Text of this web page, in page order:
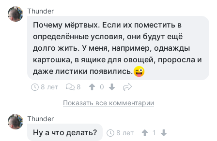
Thunder
Почему мёртвых. Если их поместить в
определённые условия, они будут ещё
долго жить. У меня, например, однажды
картошка, в ящике для овощей, проросла и
даже листики появились.
8 лет 8
0
Показать все комментарии
Thunder
Ну а что делать? 8 лет 1